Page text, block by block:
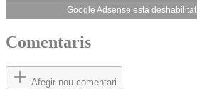
Google Adsense està deshabilitat.
Comentaris
Afegir nou comentari